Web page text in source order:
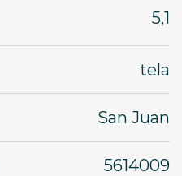
5,1
tela
San Juan
5614009